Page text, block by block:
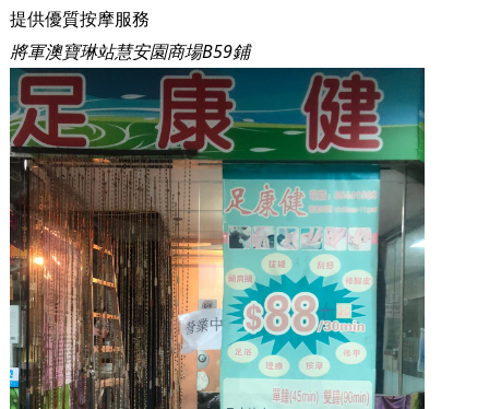
提供優質按摩服務
將軍澳寶琳站慧安園商場B59鋪